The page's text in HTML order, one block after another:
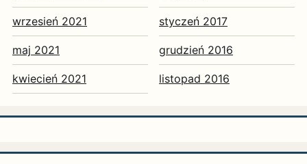
wrzesień 2021
maj 2021
kwiecień 2021
styczeń 2017
grudzień 2016
listopad 2016